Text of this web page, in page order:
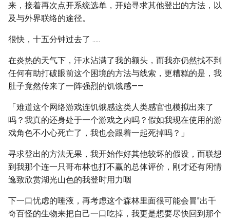
来，接着再次点开系统选单，开始寻求其他登岀的方法，以
及与外界联络的途径。
很快，十五分钟过去了 .....
在炎热的天气下，汗水沾满了我的额头，而我亦仍然找不到
任何有助打破眼前这个困境的方法与线索，更糟糕的是，我
肚子竟然传来了一阵强烈的饥饿感——
「难道这个网络游戏连饥饿感这类人类感官也模拟出来了
吗？我真的还身处于一个游戏之内吗？假如我现在使用的游
戏角色不小心死亡了，我也会跟着一起死掉吗？」
寻求登出的方法无果，我开始作好其他较坏的假设，而联想
到我那个连一只哥布林也打不赢的总体评价，刚才还有闲情
逸致欣赏湖光山色的我登时用力咽
下一口忧虑的唾液，再考虑这个森林里面很可能会冒"出千
奇百怪的生物来把自己一口吃掉，我更是想要尽快回到那个